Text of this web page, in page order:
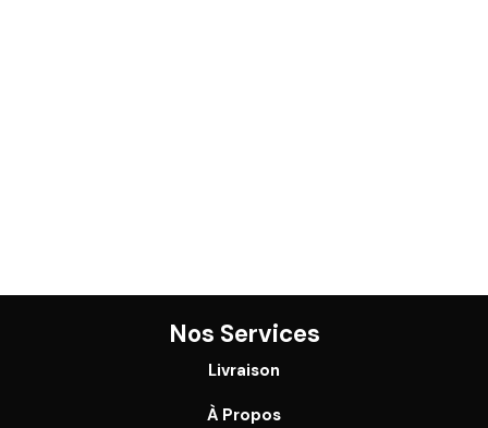
Nos Services
Livraison
À Propos